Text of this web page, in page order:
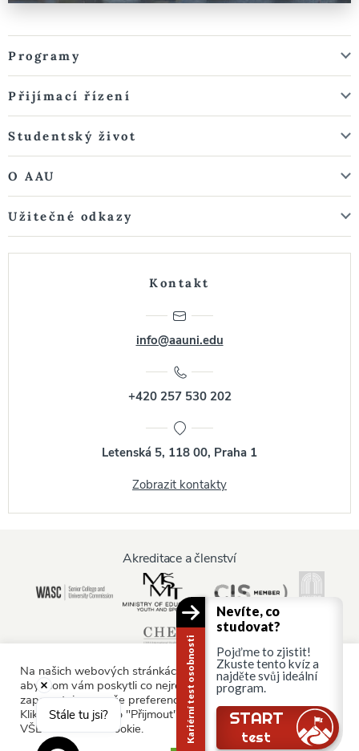
Programy
Přijímací řízení
Studentský život
O AAU
Užitečné odkazy
Kontakt
info@aauni.edu
+420 257 530 202
Letenská 5, 118 00, Praha 1
Zobrazit kontakty
Akreditace a členství
Informace pro:
Rodiče a rodina
Na našich webových stránkách používáme soubory cookie,
abychom vám poskytli co nejrelevantnější služby tím, že si
zapamatujeme vaše preference a opakované návštěvy.
Kliknutím na tlačítko "Přijmout" souhlasíte s používáním
VŠECH souborů cookie.
Kariérní test osobnosti
Nevíte, co
studovat?
Pojďme to zjistit!
Zkuste tento kvíz a
najděte svůj ideální
program.
START
test
Stále tu jsi?